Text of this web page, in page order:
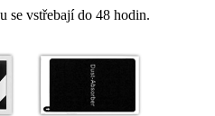
se vstřebají do 48 hodin.